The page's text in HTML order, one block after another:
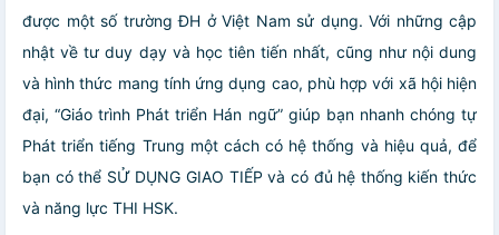
được một số trường ĐH ở Việt Nam sử dụng. Với những cập
nhật về tư duy dạy và học tiên tiến nhất, cũng như nội dung
và hình thức mang tính ứng dụng cao, phù hợp với xã hội hiện
đại, “Giáo trình Phát triển Hán ngữ” giúp bạn nhanh chóng tự
Phát triển tiếng Trung một cách có hệ thống và hiệu quả, để
bạn có thể SỬ DỤNG GIAO TIẾP và có đủ hệ thống kiến thức
và năng lực THI HSK.